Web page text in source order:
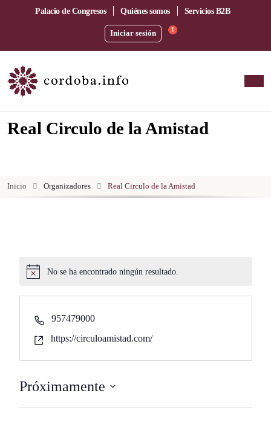
Palacio de Congresos Quiénes somos Servicios B2B
Iniciar sesión 1
Real Circulo de la Amistad
Inicio Organizadores Real Circulo de la Amistad
Aviso
No se ha encontrado ningún resultado.
Phone
957479000
Website
https://circuloamistad.com/
Próximamente